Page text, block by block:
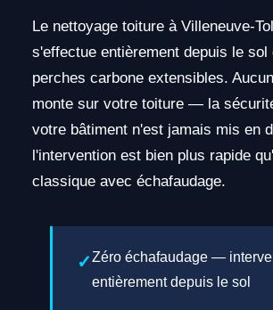
Le nettoyage toiture à Villeneuve-
s'effectue entièrement depuis le sol
perches carbone extensibles.
monte sur votre toiture — la
votre bâtiment n'est jamais mis en
l'intervention est bien plus rapide
classique avec échafaudage.
Zéro échafaudage —
entièrement depuis le sol